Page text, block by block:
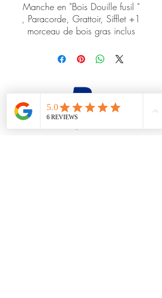
Manche en "Bois Douille fusil "
, Paracorde, Grattoir, Sifflet +1
morceau de bois gras inclus